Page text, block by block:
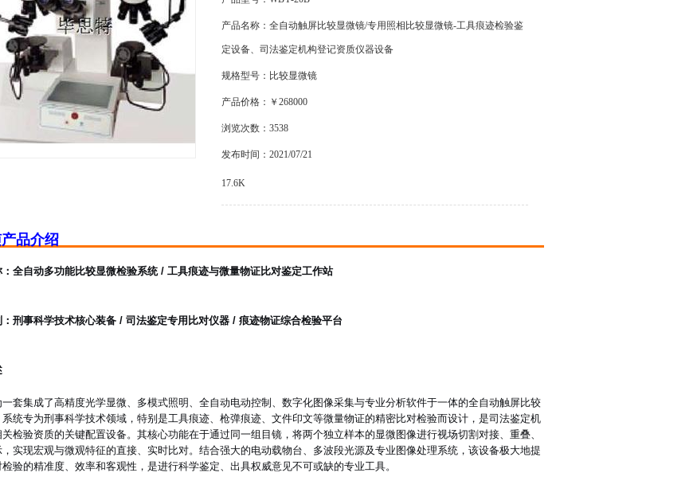
产品名称：全自动触屏比较显微镜/专用照相比较显微镜-工具痕迹检验鉴
定设备、司法鉴定机构登记资质仪器设备
规格型号：比较显微镜
产品价格：￥268000
浏览次数：3538
发布时间：2021/07/21
17.6K
品介绍
：全自动多功能比较显微检验系统 / 工具痕迹与微量物证比对鉴定工作站
：刑事科学技术核心装备 / 司法鉴定专用比对仪器 / 痕迹物证综合检验平台
套集成了高精度光学显微、多模式照明、全自动电动控制、数字化图像采集与专业分析软件于一体的全自动触屏比较
系统专为刑事科学技术领域，特别是工具痕迹、枪弹痕迹、文件印文等微量物证的精密比对检验而设计，是司法鉴定机
检验资质的关键配置设备。其核心功能在于通过同一组目镜，将两个独立样本的显微图像进行视场切割对接、重叠、
实现宏观与微观特征的直接、实时比对。结合强大的电动载物台、多波段光源及专业图像处理系统，该设备极大地提
验的精准度、效率和客观性，是进行科学鉴定、出具权威意见不可或缺的专业工具。